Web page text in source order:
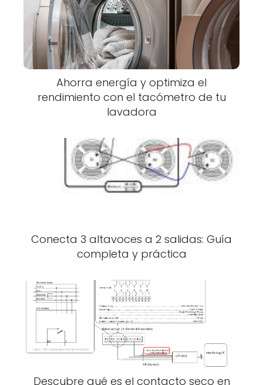
Ahorra energía y optimiza el
rendimiento con el tacómetro de tu
lavadora
Conecta 3 altavoces a 2 salidas: Guía
completa y práctica
Descubre qué es el contacto seco en